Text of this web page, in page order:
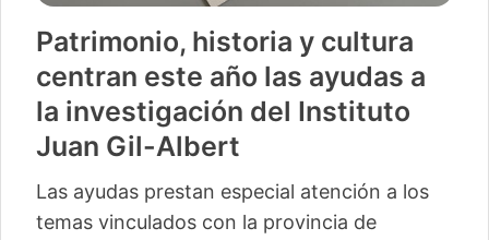
Patrimonio, historia y cultura
centran este año las ayudas a
la investigación del Instituto
Juan Gil-Albert
Las ayudas prestan especial atención a los
temas vinculados con la provincia de